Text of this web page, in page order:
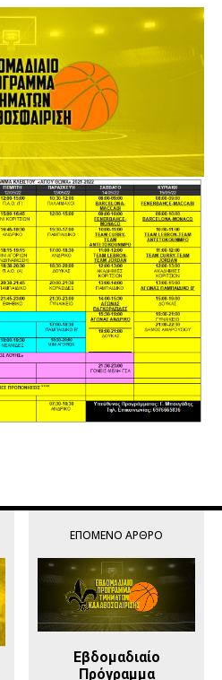
ΕΠΌΜΕΝΟ ΆΡΘΡΟ
Εβδομαδιαίο
Πρόγραμμα